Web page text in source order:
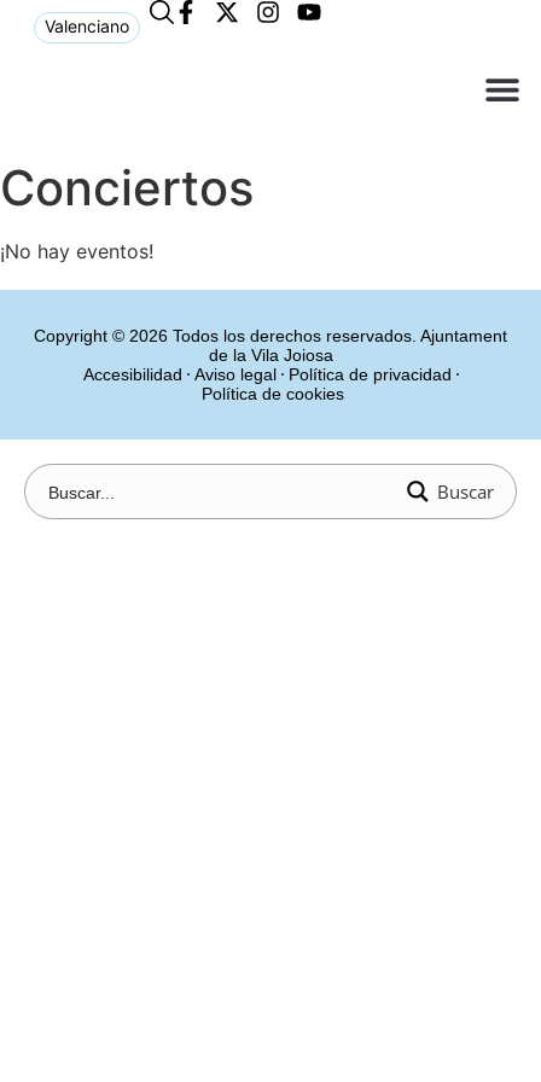
Valenciano
Conciertos
¡No hay eventos!
Copyright © 2026 Todos los derechos reservados. Ajuntament
de la Vila Joiosa
Accesibilidad
Aviso legal
Política de privacidad
Política de cookies
Buscar